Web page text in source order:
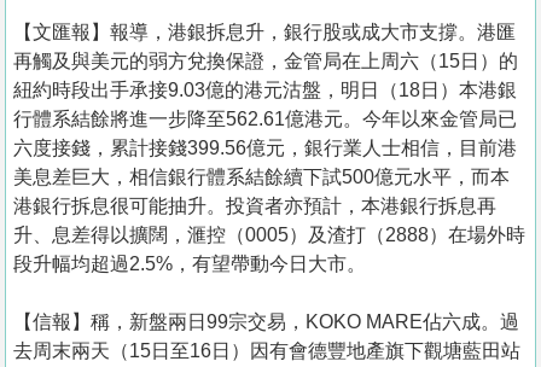
們
【文匯報】報導，港銀拆息升，銀行股或成大市支撐。港匯
再觸及與美元的弱方兌換保證，金管局在上周六（15日）的
紐約時段出手承接9.03億的港元沽盤，明日（18日）本港銀
行體系結餘將進一步降至562.61億港元。今年以來金管局已
六度接錢，累計接錢399.56億元，銀行業人士相信，目前港
美息差巨大，相信銀行體系結餘續下試500億元水平，而本
港銀行拆息很可能抽升。投資者亦預計，本港銀行拆息再
升、息差得以擴闊，滙控（0005）及渣打（2888）在場外時
段升幅均超過2.5%，有望帶動今日大市。
【信報】稱，新盤兩日99宗交易，KOKO MARE佔六成。過
去周末兩天（15日至16日）因有會德豐地產旗下觀塘藍田站